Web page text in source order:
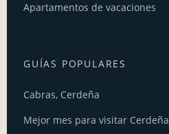
Apartamentos de vacaciones
GUÍAS POPULARES
Cabras, Cerdeña
Mejor mes para visitar Cerdeña